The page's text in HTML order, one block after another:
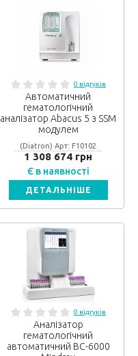
0 відгуків
Автоматичний
гематологічний
аналізатор Abacus 5 з SSM
модулем
(Diatron) Арт: F10102
1 308 674 грн
Є в наявності
ДЕТАЛЬНІШЕ
0 відгуків
Аналізатор
гематологічний
автоматичний ВС-6000